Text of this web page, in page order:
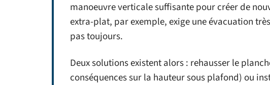
manoeuvre verticale suffisante pour créer de
extra-plat, par exemple, exige une évacuation
pas toujours.
Deux solutions existent alors : rehausser le
conséquences sur la hauteur sous plafond) ou